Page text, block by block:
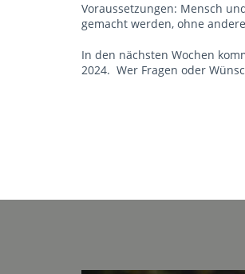
Voraussetzungen: Mensch
gemacht werden, ohne
In den nächsten Wochen
2024. Wer Fragen oder